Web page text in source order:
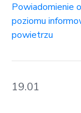
Powiadomienie
poziomu
powietrzu
19.01